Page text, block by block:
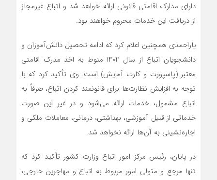
دارای مدارک اقامتی قانونی ارائه خواهد شد و اتباع غیرمجاز
از دریافت این خدمات محروم خواهند بود.
یاراحمدی همچنین اعلام کرد که ادامه تحصیل دانش‌آموزان و
دانشجویان اتباع از سال ۱۴۰۴ منوط به اخذ مدرک اقامتی
معتبر (پاسپورت و کارت آمایش) است. وی تأکید کرد که با
توجه به افزایش نظارت‌ها برای قانونمند کردن اتباع، صرفاً به
اتباع مشمول، خدمات ارائه می‌شود و در غیر این صورت
خدماتی از قبیل آموزشی، بهداشتی، درمانی، معاملات ملکی و
اجاره‌نشینی به آن‌ها ارائه نخواهد شد.
در پایان، رئیس مرکز امور اتباع وزارت کشور تأکید کرد که
تنها مرجع و متولی امور مربوط به اتباع و مهاجرین خارجی،